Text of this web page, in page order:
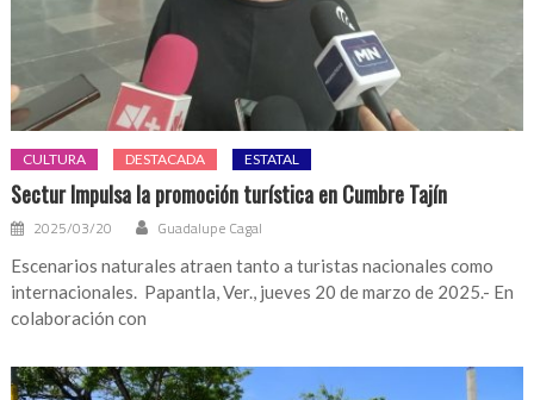
CULTURA DESTACADA ESTATAL
Sectur Impulsa la promoción turística en Cumbre Tajín
2025/03/20 Guadalupe Cagal
Escenarios naturales atraen tanto a turistas nacionales como
internacionales. Papantla, Ver., jueves 20 de marzo de 2025.- En
colaboración con